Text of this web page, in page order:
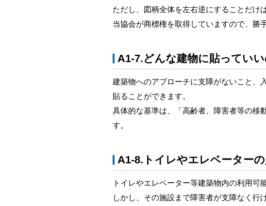
ただし、図柄全体を左右逆にすることだけ
当協会が商標権を取得していますので、勝
A1-7.どんな建物に貼ってい
建築物へのアプローチに支障がないこと、
貼ることができます。
具体的な基準は、「高齢者、障害者等の移
す。
A1-8.トイレやエレベーター
トイレやエレベーター等建築物内の利用可
しかし、その施設まで障害者が支障なく行